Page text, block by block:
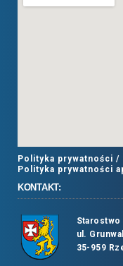
Polityka prywatności /
Polityka prywatności
KONTAKT:
Starostwo
ul.
35-959